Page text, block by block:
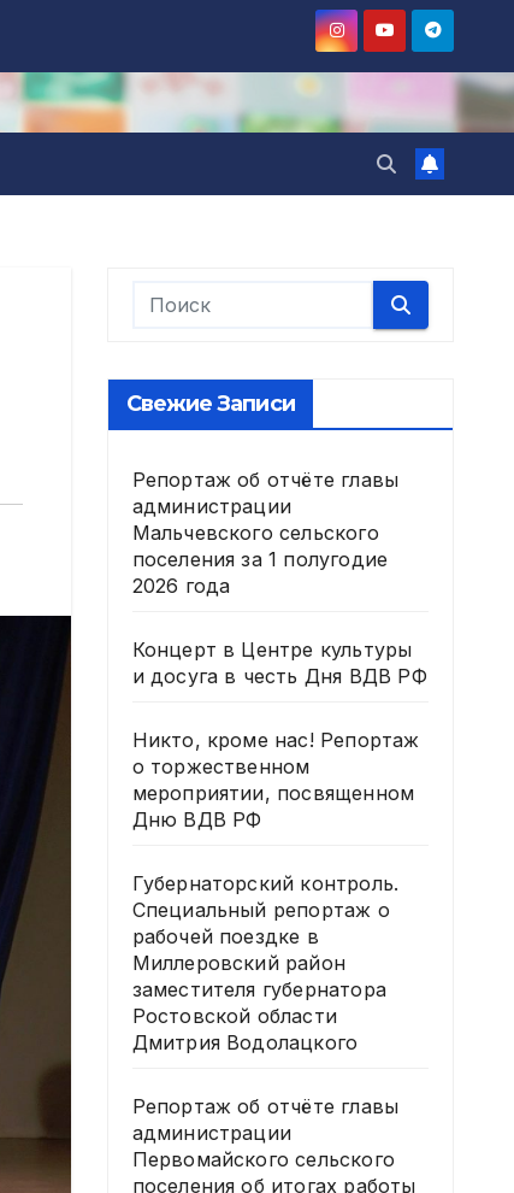
Свежие Записи
Репортаж об отчёте главы
администрации
Мальчевского сельского
поселения за 1 полугодие
2026 года
Концерт в Центре культуры
и досуга в честь Дня ВДВ РФ
Никто, кроме нас! Репортаж
о торжественном
мероприятии, посвященном
Дню ВДВ РФ
Губернаторский контроль.
Специальный репортаж о
рабочей поездке в
Миллеровский район
заместителя губернатора
Ростовской области
Дмитрия Водолацкого
Репортаж об отчёте главы
администрации
Первомайского сельского
поселения об итогах работы